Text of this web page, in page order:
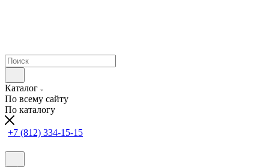
Каталог
По всему сайту
По каталогу
+7 (812) 334-15-15